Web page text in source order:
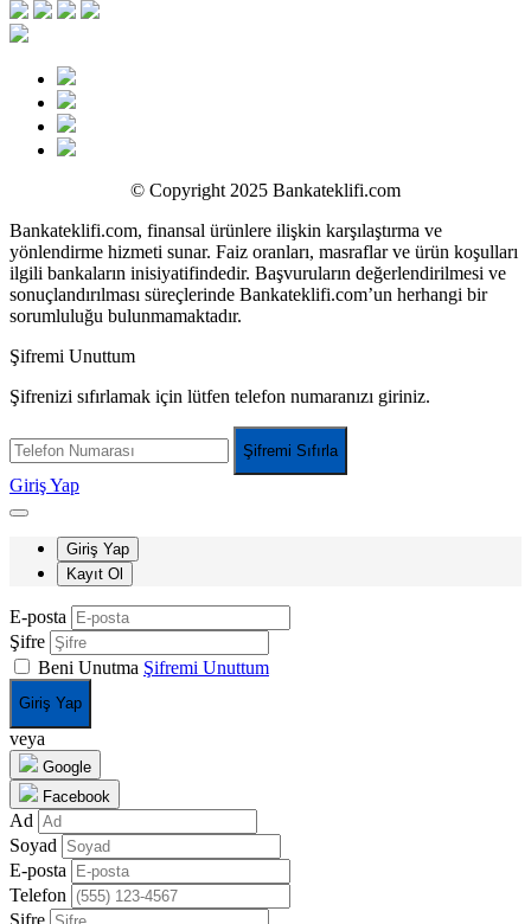
© Copyright 2025 Bankateklifi.com
Bankateklifi.com, finansal ürünlere ilişkin karşılaştırma ve
yönlendirme hizmeti sunar. Faiz oranları, masraflar ve ürün koşulları
ilgili bankaların inisiyatifindedir. Başvuruların değerlendirilmesi ve
sonuçlandırılması süreçlerinde Bankateklifi.com’un herhangi bir
sorumluluğu bulunmamaktadır.
Şifremi Unuttum
Şifrenizi sıfırlamak için lütfen telefon numaranızı giriniz.
Şifremi Sıfırla
Giriş Yap
Giriş Yap
Kayıt Ol
E-posta
Şifre
Beni Unutma Şifremi Unuttum
Giriş Yap
veya
Google
Facebook
Ad
Soyad
E-posta
Telefon
Şifre